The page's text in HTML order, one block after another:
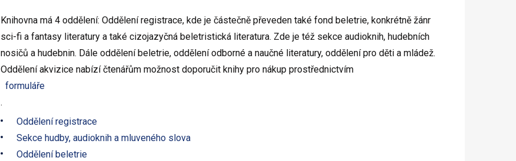
Knihovna má 4 oddělení: Oddělení registrace, kde je částečně převeden také fond beletrie, konkrétně žánr
sci-fi a fantasy literatury a také cizojazyčná beletristická literatura. Zde je též sekce audioknih, hudebních
nosičů a hudebnin. Dále oddělení beletrie, oddělení odborné a naučné literatury, oddělení pro děti a mládež.
Oddělení akvizice nabízí čtenářům možnost doporučit knihy pro nákup prostřednictvím
formuláře
.
Oddělení registrace
Sekce hudby, audioknih a mluveného slova
Oddělení beletrie